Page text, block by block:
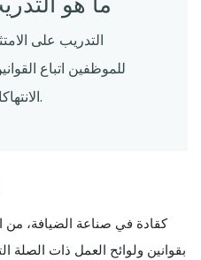
التدريب على
للموظفين اتباع
الانتهاكات وتعزيز السلوك الأخلاقي.
كقادة في صناعة الضيافة،
بقوانين ولوائح العمل ذات الصلة